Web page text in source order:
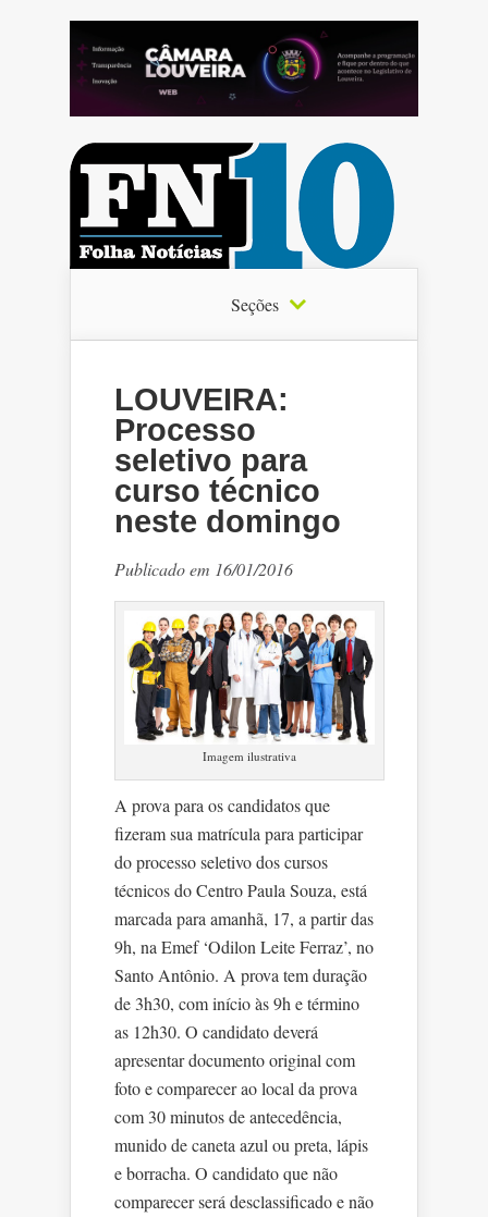
Seções
LOUVEIRA:
Processo
seletivo para
curso técnico
neste domingo
Publicado em 16/01/2016
Imagem ilustrativa
A prova para os candidatos que
fizeram sua matrícula para participar
do processo seletivo dos cursos
técnicos do Centro Paula Souza, está
marcada para amanhã, 17, a partir das
9h, na Emef ‘Odilon Leite Ferraz’, no
Santo Antônio. A prova tem duração
de 3h30, com início às 9h e término
as 12h30. O candidato deverá
apresentar documento original com
foto e comparecer ao local da prova
com 30 minutos de antecedência,
munido de caneta azul ou preta, lápis
e borracha. O candidato que não
comparecer será desclassificado e não